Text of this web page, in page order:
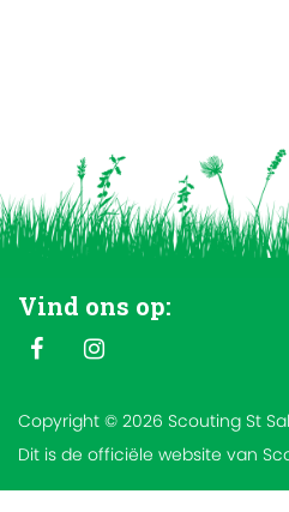
Vind ons op:
Copyright © 2026 Scouting St
Dit is de officiële website van